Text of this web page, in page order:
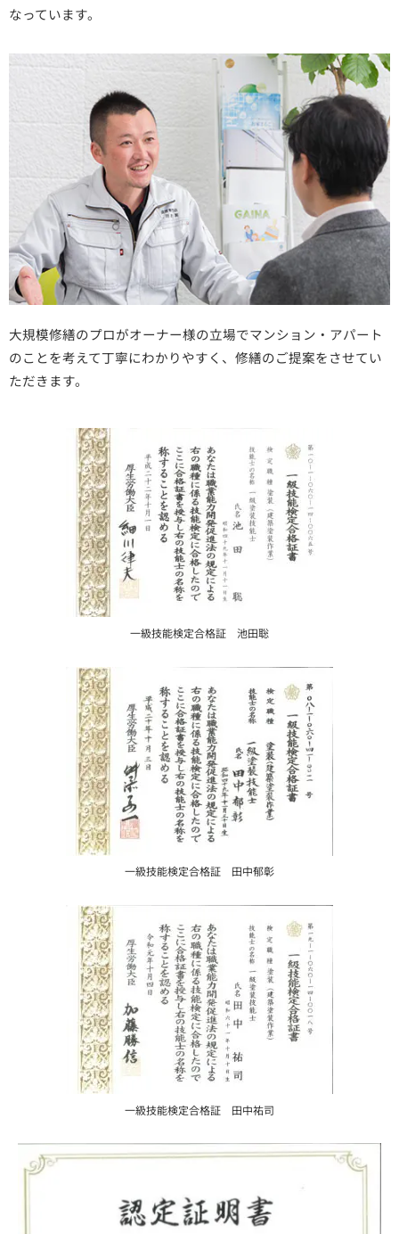
なっています。
大規模修繕のプロがオーナー様の立場でマンション・アパート
のことを考えて丁寧にわかりやすく、修繕のご提案をさせてい
ただきます。
一級技能検定合格証 池田聡
一級技能検定合格証 田中郁彰
一級技能検定合格証 田中祐司